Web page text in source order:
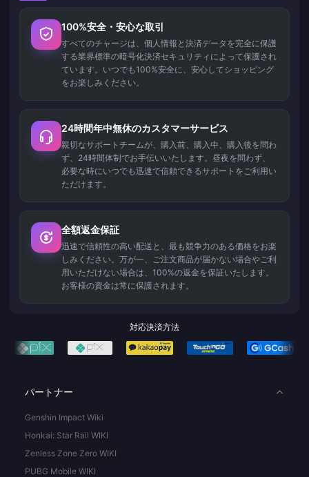
100%安全・安心な取引
すべてのチャージは、個人情報と決済データを完全に保護
する業界標準の暗号化決済セキュリティによって保護され
ています。いつでも100%安全に、安心してショッピング
をお楽しみください。
24時間年中無休のカスタマーサービス
親切なサポートチームが、購入前、購入中、購入後を問わ
ず、24時間体制でお手伝いいたします。昼夜を問わず、
必要な時にいつでも迅速で信頼できるサポートをご利用い
ただけます。
全額返金保証
迅速で信頼性の高い配送と、最も競争力のある価格をお楽
しみください。万が一、ご注文商品が届かない場合やご利
用いただけない場合は、100%の返金を保証いたします。
お客様の資金は常に保護されます。
対応決済方法
パートナー
Genshin Impact Wiki
Honkai: Star Rail WIKI
Zenless Zone Zero WIKI
PUBG Mobile WIKI